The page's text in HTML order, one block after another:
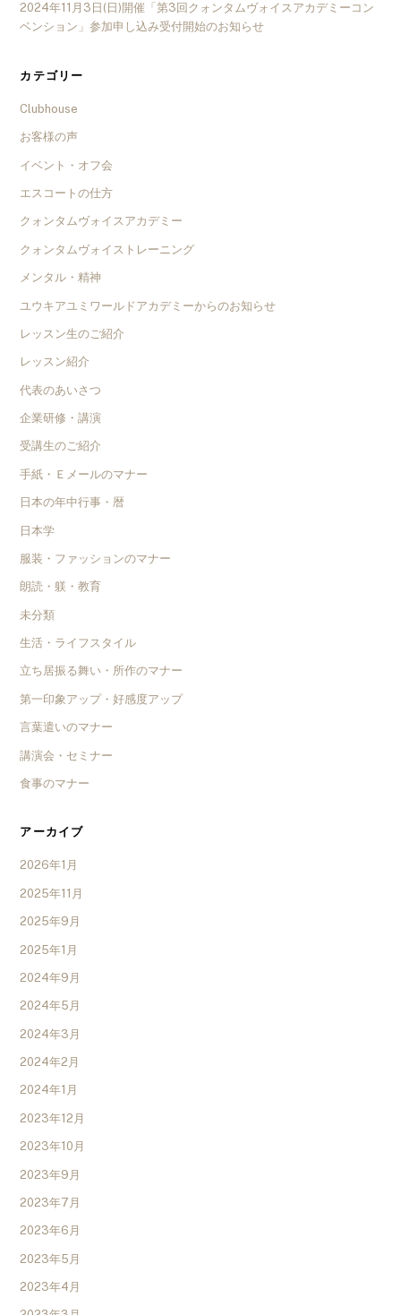
2024年11月3日(日)開催「第3回クォンタムヴォイスアカデミーコン
ベンション」参加申し込み受付開始のお知らせ
カテゴリー
Clubhouse
お客様の声
イベント・オフ会
エスコートの仕方
クォンタムヴォイスアカデミー
クォンタムヴォイストレーニング
メンタル・精神
ユウキアユミワールドアカデミーからのお知らせ
レッスン生のご紹介
レッスン紹介
代表のあいさつ
企業研修・講演
受講生のご紹介
手紙・Ｅメールのマナー
日本の年中行事・暦
日本学
服装・ファッションのマナー
朗読・躾・教育
未分類
生活・ライフスタイル
立ち居振る舞い・所作のマナー
第一印象アップ・好感度アップ
言葉遣いのマナー
講演会・セミナー
食事のマナー
アーカイブ
2026年1月
2025年11月
2025年9月
2025年1月
2024年9月
2024年5月
2024年3月
2024年2月
2024年1月
2023年12月
2023年10月
2023年9月
2023年7月
2023年6月
2023年5月
2023年4月